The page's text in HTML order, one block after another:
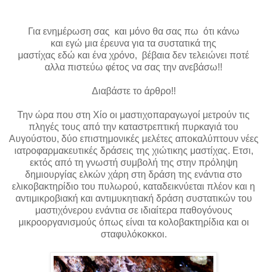
Για ενημέρωση σας και μόνο θα σας πω ότι κάνω
και εγώ μια έρευνα για τα συστατικά της
μαστίχας εδώ και ένα χρόνο, βέβαια δεν τελειώνει ποτέ
αλλα πιστεύω φέτος να σας την ανεβάσω!!
Διαβάστε το άρθρο!!
Την ώρα που στη Χίο οι μαστιχοπαραγωγοί μετρούν τις
πληγές τους από την καταστρεπτική πυρκαγιά του
Αυγούστου, δύο επιστημονικές μελέτες αποκαλύπτουν νέες
ιατροφαρμακευτικές δράσεις της χιώτικης μαστίχας. Ετσι,
εκτός από τη γνωστή συμβολή της στην πρόληψη
δημιουργίας ελκών χάρη στη δράση της ενάντια στο
ελικοβακτηρίδιο του πυλωρού, καταδεικνύεται πλέον και η
αντιμικροβιακή και αντιμυκητιακή δράση συστατικών του
μαστιχόνερου ενάντια σε ιδιαίτερα παθογόνους
μικροοργανισμούς όπως είναι τα κολοβακτηρίδια και οι
σταφυλόκοκκοι.